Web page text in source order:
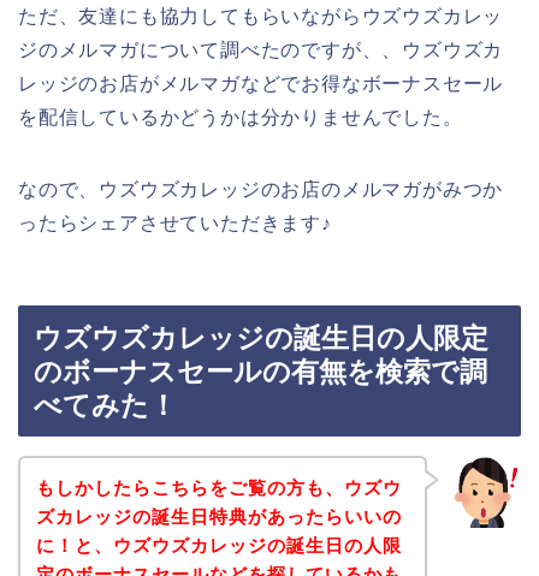
ただ、友達にも協力してもらいながらウズウズカレッ
ジのメルマガについて調べたのですが、、ウズウズカ
レッジのお店がメルマガなどでお得なボーナスセール
を配信しているかどうかは分かりませんでした。
なので、ウズウズカレッジのお店のメルマガがみつか
ったらシェアさせていただきます♪
ウズウズカレッジの誕生日の人限定
のボーナスセールの有無を検索で調
べてみた！
もしかしたらこちらをご覧の方も、ウズウ
ズカレッジの誕生日特典があったらいいの
に！と、ウズウズカレッジの誕生日の人限